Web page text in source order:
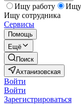
Ищу работу
Ищу
Ищу сотрудника
Сервисы
Помощь
Ещё
Поиск
Ахтанизовская
Войти
Войти
Зарегистрироваться